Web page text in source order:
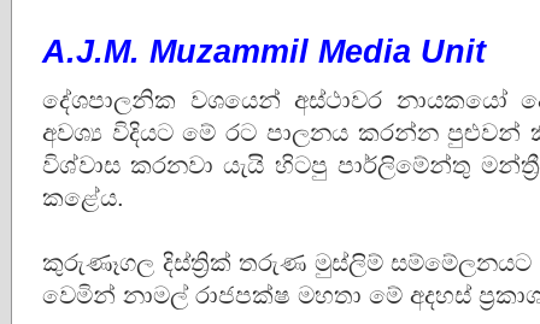
A.J.M. Muzammil Media Unit
දේශපාලනික වශයෙන් අස්ථාවර නායකයෝ
අවශ්‍ය විදියට මේ රට පාලනය කරන්න පුළුවන්
විශ්වාස කරනවා යැයි හිටපු පාර්ලිමේන්තු
කළේය.
කුරුණෑගල දිස්ත්‍රික් තරුණ මුස්ලිම් සම්මේලනයට
වෙමින් නාමල් රාජපක්ෂ මහතා මේ අදහස්